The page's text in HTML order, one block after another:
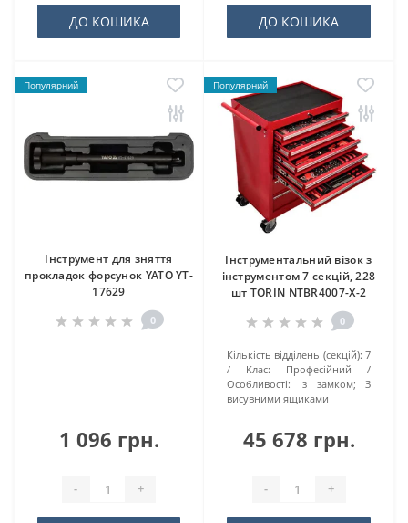
ДО КОШИКА ДО КОШИКА
Популярний
Інструмент для зняття
прокладок форсунок YATO YT-
17629
0
1 096 грн.
- +
Популярний
Інструментальний візок з
інструментом 7 секцій, 228
шт TORIN NTBR4007-X-2
0
Кількість відділень (секцій): 7
Клас:
Професійний
Особливості:
Із замком; З
висувними ящиками
45 678 грн.
- +